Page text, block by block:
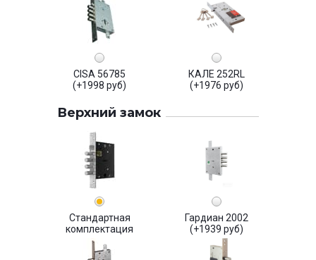
CISA 56785
(+1998 руб)
КАЛЕ 252RL
(+1976 руб)
Верхний замок
Стандартная
комплектация
Гардиан 2002
(+1939 руб)